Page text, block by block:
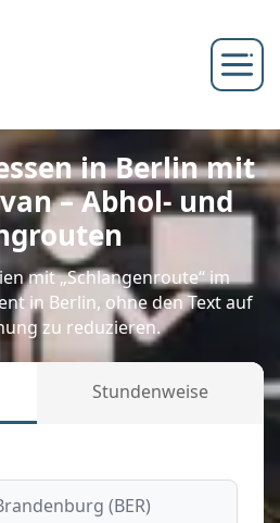
in Berlin mit
– Abhol- und
mit „Schlangenroute“ im
in Berlin, ohne den Text auf
zu reduzieren.
Stundenweise